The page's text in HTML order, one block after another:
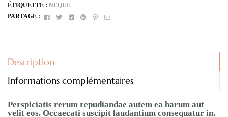
ÉTIQUETTE : NEQUE
PARTAGE :
FacebookTwitterLinkedinGoogle+Pinterest
E-
Description
Informations complémentaires
Perspiciatis rerum repudiandae autem ea harum aut
velit eos. Occaecati suscipit laudantium consequatur in.